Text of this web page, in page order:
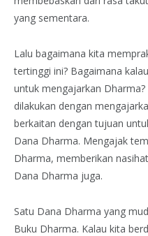
yang sementara.
Lalu bagaimana kita
tertinggi ini? Bagaimana
untuk mengajarkan
dilakukan dengan
berkaitan dengan tujuan
Dana Dharma. Mengajak
Dharma, memberikan
Dana Dharma juga.
Satu Dana Dharma yang
Buku Dharma. Kalau kita